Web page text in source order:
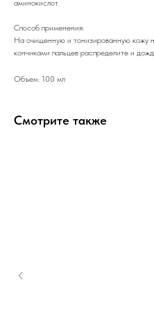
аминокислот.
Способ применения:
На очищенную и тонизированную кожу
кончиками пальцев распределите и
Объем: 100 мл
Смотрите также